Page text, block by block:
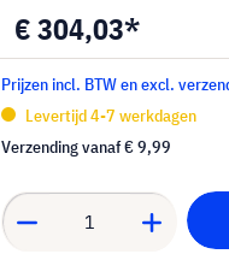
€ 304,03*
Prijzen incl. BTW en excl.
Levertijd 4-7 werkdagen
Verzending vanaf€ 9,99